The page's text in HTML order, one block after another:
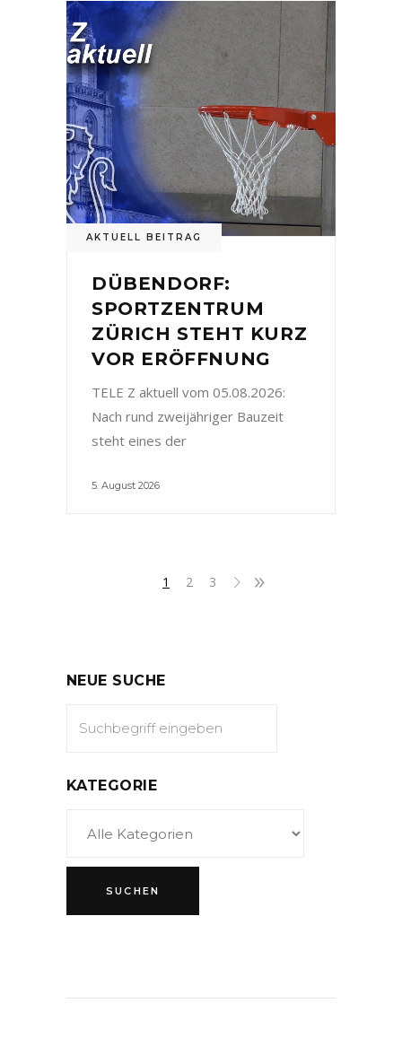
AKTUELL BEITRAG
DÜBENDORF:
SPORTZENTRUM
ZÜRICH STEHT KURZ
VOR ERÖFFNUNG
TELE Z aktuell vom 05.08.2026:
Nach rund zweijähriger Bauzeit
steht eines der
5. August 2026
1 2 3
NEUE SUCHE
KATEGORIE